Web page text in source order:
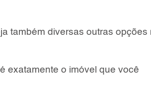
também diversas outras opções
exatamente o imóvel que você